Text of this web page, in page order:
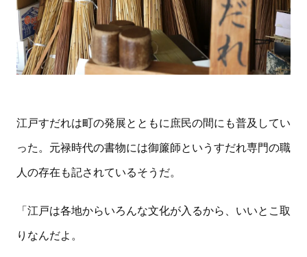
江戸すだれは町の発展とともに庶民の間にも普及してい
った。元禄時代の書物には御簾師というすだれ専門の職
人の存在も記されているそうだ。
「江戸は各地からいろんな文化が入るから、いいとこ取
りなんだよ。